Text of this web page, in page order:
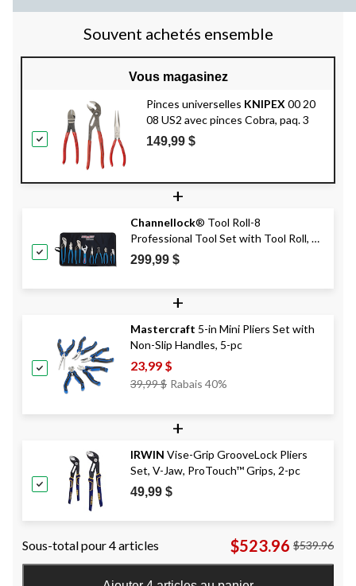
Souvent achetés ensemble
Vous magasinez
Pinces universelles KNIPEX 00 20
08 US2 avec pinces Cobra, paq. 3
149,99 $
+
Channellock® Tool Roll-8
Professional Tool Set with Tool Roll, 8-
pc
299,99 $
+
Mastercraft 5-in Mini Pliers Set with
Non-Slip Handles, 5-pc
23,99 $
39,99 $ Prix
Rabais 40%
+
IRWIN Vise-Grip GrooveLock Pliers
Set, V-Jaw, ProTouch™ Grips, 2-pc
49,99 $
Sous-total pour 4 articles $523.96 $539.96